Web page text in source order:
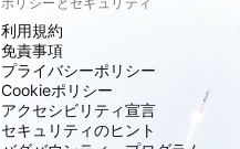
利用規約
免責事項
プライバシーポリシー
Cookieポリシー
アクセシビリティ宣言
セキュリティのヒント